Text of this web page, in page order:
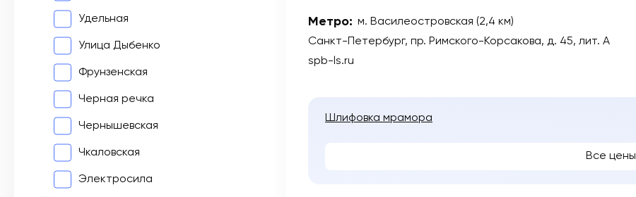
Удельная
Улица Дыбенко
Фрунзенская
Черная речка
Чернышевская
Чкаловская
Электросила
Метро: м. Василеостровская (2,4 км)
Санкт-Петербург, пр. Римского-Корсакова, д. 45, лит. А
spb-ls.ru
Шлифовка мрамора
Все цены